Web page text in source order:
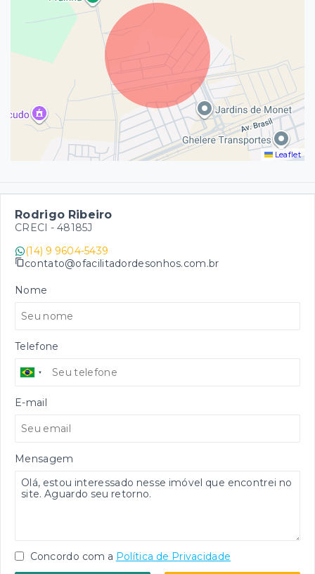
Leaflet
Rodrigo Ribeiro
CRECI - 48185J
(14) 9 9604-5439
contato@ofacilitadordesonhos.com.br
Nome
Telefone
E-mail
Mensagem
Concordo com a Política de Privacidade